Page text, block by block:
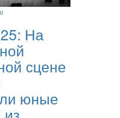
На
сцене
юные